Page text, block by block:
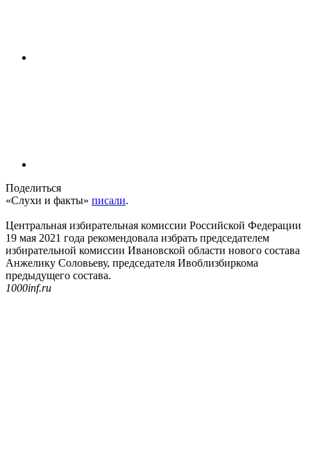
Поделиться
«Слухи и факты» писали.
Центральная избирательная комиссии Российской Федерации
19 мая 2021 года рекомендовала избрать председателем
избирательной комиссии Ивановской области нового состава
Анжелику Соловьеву, председателя Ивоблизбиркома
предыдущего состава.
1000inf.ru